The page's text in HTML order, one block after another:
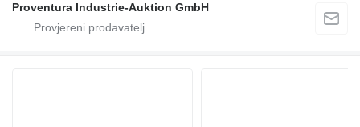
Proventura Industrie-Auktion GmbH